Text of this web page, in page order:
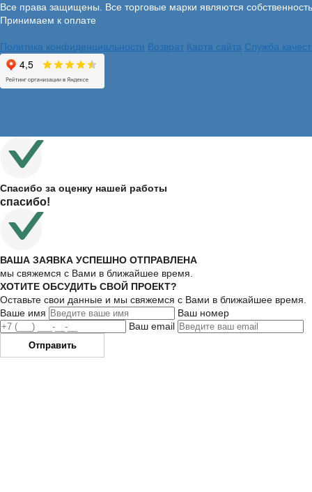
Все права защищены. Все торговые марки являются
Принимаем к оплате
Политика конфиденциальности Возврат Карта сайта Служба
Спасибо за оценку нашей работы
спасибо!
ВАША ЗАЯВКА УСПЕШНО ОТПРАВЛЕНА
мы свяжемся с Вами в ближайшее время.
ХОТИТЕ ОБСУДИТЬ СВОЙ ПРОЕКТ?
Оставьте свои данные и мы свяжемся с Вами в ближайшее время.
Ваше имя
Ваш номер
Ваш email
Отправить